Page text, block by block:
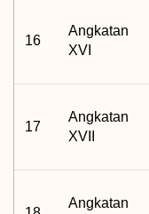
16
Angkatan
XVI
17
Angkatan
XVII
Angkatan